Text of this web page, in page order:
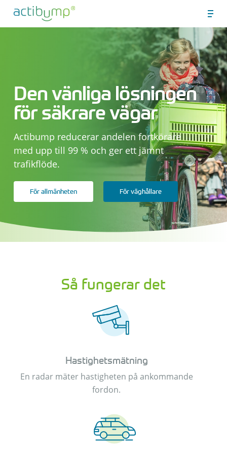
Den vänliga lösningen
för säkrare vägar
Actibump reducerar andelen fortkörare
med upp till 99 % och ger ett jämnt
trafikflöde.
För allmänheten För väghållare
Så fungerar det
Hastighetsmätning
En radar mäter hastigheten på ankommande
fordon.
Close
Menu